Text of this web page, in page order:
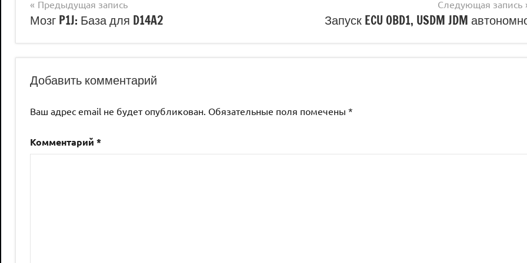
Навигация
по
записям
Предыдущая запись
Мозг P1J: База для D14A2
Следующая запись
Запуск ECU OBD1, USDM JDM
Добавить комментарий
Ваш адрес email не будет опубликован. Обязательные поля помечены *
Комментарий *